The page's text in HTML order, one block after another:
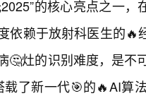
的核心亮点之一
依赖于放射科医生的
🤔灶的识别难度，是不
载了新一代🎯的🔥AI算